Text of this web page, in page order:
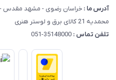
آدرس ما : خراسان رضوی - مشهد مقدس -
محمدیه 21 کالای برق و لوستر هنری
تلفن تماس :